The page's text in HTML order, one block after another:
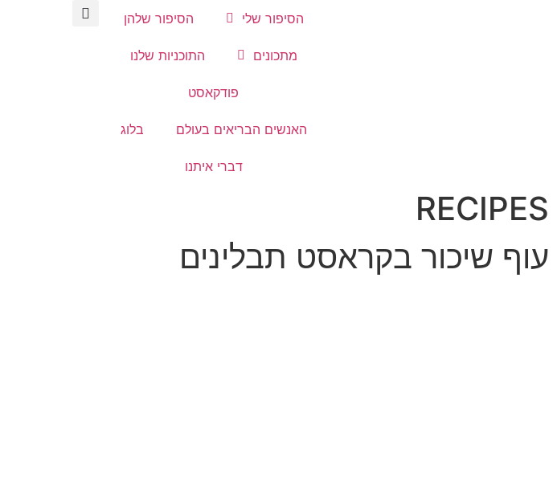
הסיפור שלי הסיפור שלהן
מתכונים התוכניות שלנו
פודקאסט
האנשים הבריאים בעולם בלוג
דברי איתנו
RECIPES
עוף שיכור בקראסט תבלינים